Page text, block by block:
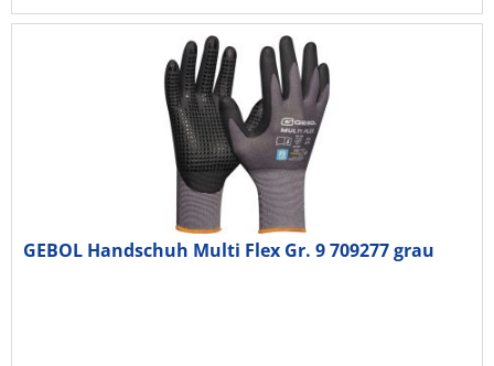
GEBOL Handschuh Multi Flex Gr. 9 709277 grau